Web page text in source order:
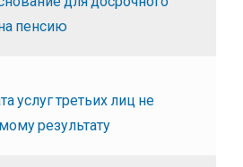
пенсию
услуг третьих лиц не
результату